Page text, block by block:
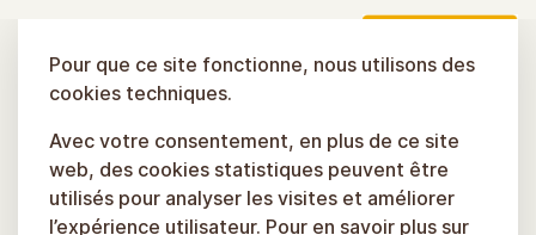
Pour que ce site fonctionne, nous utilisons des
cookies techniques.
Avec votre consentement, en plus de ce site
web, des cookies statistiques peuvent être
utilisés pour analyser les visites et améliorer
l’expérience utilisateur. Pour en savoir plus sur